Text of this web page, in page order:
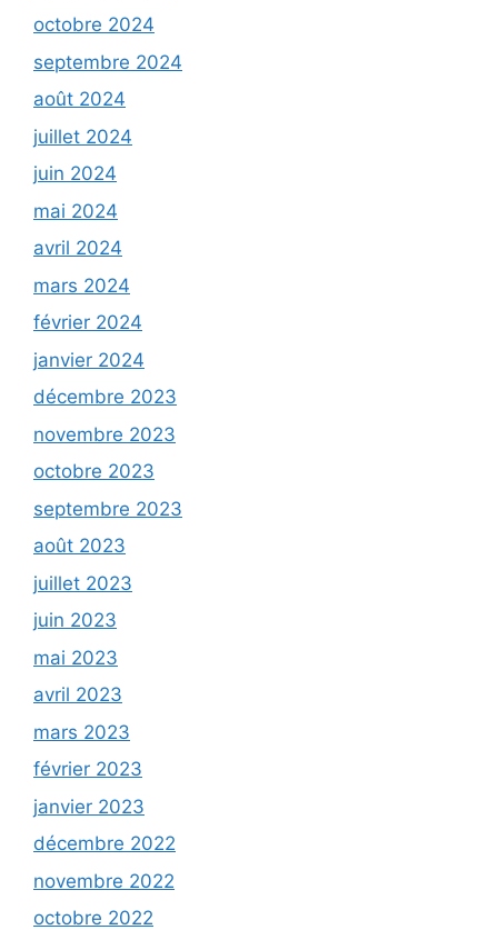
octobre 2024
septembre 2024
août 2024
juillet 2024
juin 2024
mai 2024
avril 2024
mars 2024
février 2024
janvier 2024
décembre 2023
novembre 2023
octobre 2023
septembre 2023
août 2023
juillet 2023
juin 2023
mai 2023
avril 2023
mars 2023
février 2023
janvier 2023
décembre 2022
novembre 2022
octobre 2022